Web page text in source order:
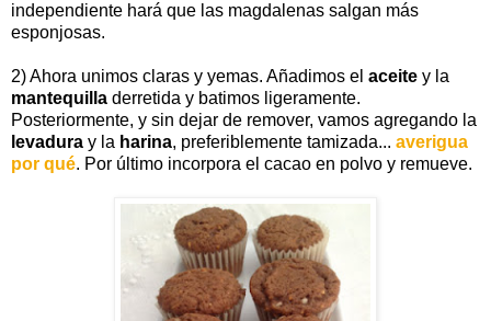
independiente hará que las magdalenas salgan más
esponjosas.
2) Ahora unimos claras y yemas. Añadimos el aceite y la
mantequilla derretida y batimos ligeramente.
Posteriormente, y sin dejar de remover, vamos agregando la
levadura y la harina, preferiblemente tamizada... averigua
por qué. Por último incorpora el cacao en polvo y remueve.